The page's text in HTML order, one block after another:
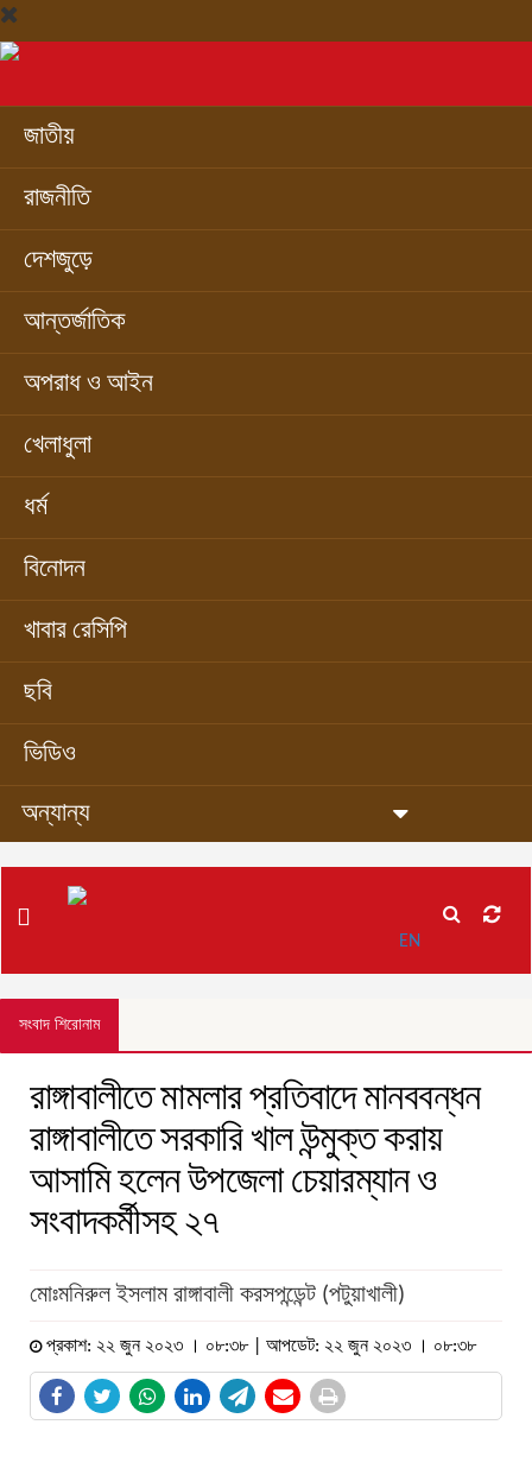
জাতীয়
রাজনীতি
দেশজুড়ে
আন্তর্জাতিক
অপরাধ ও আইন
খেলাধুলা
ধর্ম
বিনোদন
খাবার রেসিপি
ছবি
ভিডিও
অন্যান্য
EN
সংবাদ শিরোনাম
রাঙ্গাবালীতে মামলার প্রতিবাদে মানববন্ধন
রাঙ্গাবালীতে সরকারি খাল উন্মুক্ত করায়
আসামি হলেন উপজেলা চেয়ারম্যান ও
সংবাদকর্মীসহ ২৭
মোঃমনিরুল ইসলাম রাঙ্গাবালী করসপন্ডেন্ট (পটুয়াখালী)
প্রকাশ: ২২ জুন ২০২৩ । ০৮:৩৮ | আপডেট: ২২ জুন ২০২৩ । ০৮:৩৮